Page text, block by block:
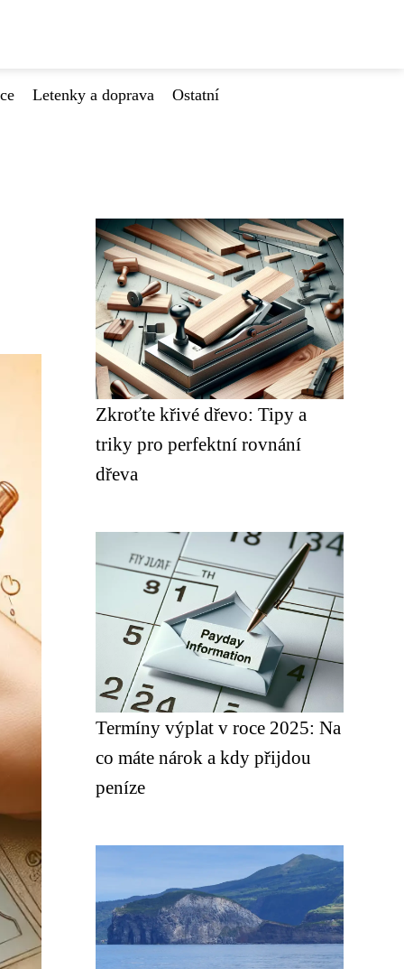
Letenky a doprava
Ostatní
Zkroťte křivé dřevo: Tipy a
triky pro perfektní rovnání
dřeva
Termíny výplat v roce 2025: Na
co máte nárok a kdy přijdou
peníze